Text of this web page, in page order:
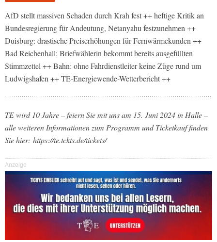
AfD stellt massiven Schaden durch Krah fest ++ heftige Kritik an
Bundesregierung für Andeutung, Netanyahu festzunehmen ++
Duisburg: drastische Preiserhöhungen für Fernwärmekunden ++
Bad Reichenhall: Briefwählerin bekommt bereits ausgefüllten
Stimmzettel ++ Bahn: ohne Fahrdienstleiter keine Züge rund um
Ludwigshafen ++ TE-Energiewende-Wetterbericht ++
TE wird 10 Jahre – feiern Sie mit uns am 15. Juni 2024 in Halle –
alle weiteren Informationen zum Programm und Ticketkauf finden
Sie hier: https://te.tckts.de/tickets/
Anzeige